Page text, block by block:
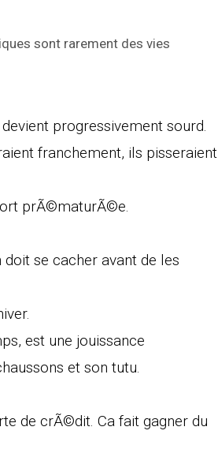
sont rarement des vies
progressivement sourd.
franchement, ils pisseraient
prÃ©maturÃ©e.
se cacher avant de les
est une jouissance
et son tutu.
de crÃ©dit. Ca fait gagner du